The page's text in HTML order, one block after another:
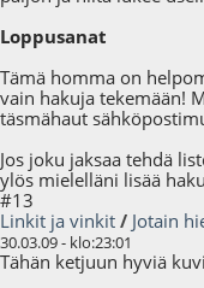
Loppusanat
Tämä homma on
vain hakuja tekemään!
täsmähaut
Jos joku jaksaa tehdä
ylös mielelläni lisää
#13
Linkit ja vinkit / Jotain
30.03.09 - klo:23:01
Tähän ketjuun hyviä